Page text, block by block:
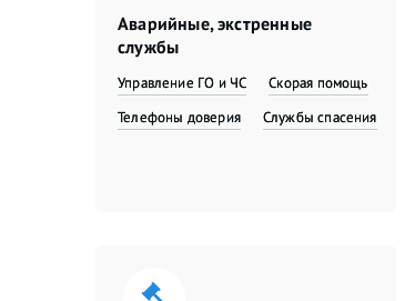
Аварийные, экстренные
службы
Управление ГО и ЧС
Скорая помощь
Телефоны доверия
Службы спасения